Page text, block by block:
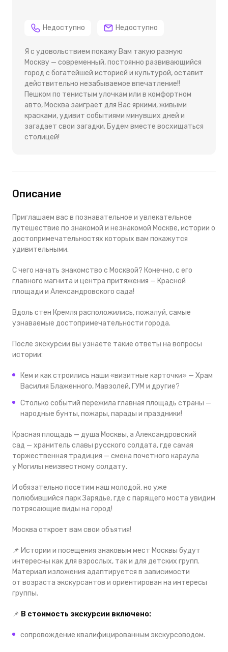
Недоступно Недоступно
Я с удовольствием покажу Вам такую разную
Москву — современный, постоянно развивающийся
город с богатейшей историей и культурой, оставит
действительно незабываемое впечатление!!
Пешком по тенистым улочкам или в комфортном
авто, Москва заиграет для Вас яркими, живыми
красками, удивит событиями минувших дней и
загадает свои загадки. Будем вместе восхищаться
столицей!
Описание
Приглашаем вас в познавательное и увлекательное
путешествие по знакомой и незнакомой Москве, истории о
достопримечательностях которых вам покажутся
удивительными.
С чего начать знакомство с Москвой? Конечно, с его
главного магнита и центра притяжения — Красной
площади и Александровского сада!
Вдоль стен Кремля расположились, пожалуй, самые
узнаваемые достопримечательности города.
После экскурсии вы узнаете такие ответы на вопросы
истории:
Кем и как строились наши «визитные карточки» — Храм
Василия Блаженного, Мавзолей, ГУМ и другие?
Столько событий пережила главная площадь страны —
народные бунты, пожары, парады и праздники!
Красная площадь — душа Москвы, а Александровский
сад — хранитель славы русского солдата, где самая
торжественная традиция — смена почетного караула
у Могилы неизвестному солдату.
И обязательно посетим наш молодой, но уже
полюбившийся парк Зарядье, где с парящего моста увидим
потрясающие виды на город!
Москва откроет вам свои объятия!
📌 Истории и посещения знаковым мест Москвы будут
интересны как для взрослых, так и для детских групп.
Материал изложения адаптируется в зависимости
от возраста экскурсантов и ориентирован на интересы
группы.
📌 В стоимость экскурсии включено:
сопровождение квалифицированным экскурсоводом.